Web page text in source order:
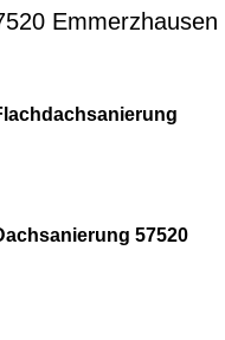
Emmerzhausen
57520